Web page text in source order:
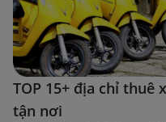
TOP 15+ địa chỉ thuê
tận nơi